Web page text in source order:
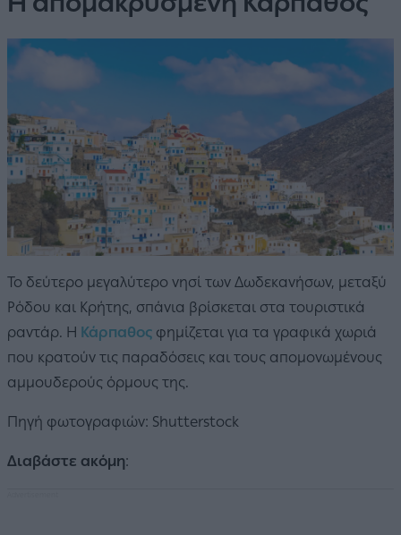
Το δεύτερο μεγαλύτερο νησί των Δωδεκανήσων, μεταξύ
Ρόδου και Κρήτης, σπάνια βρίσκεται στα τουριστικά
ραντάρ. Η Κάρπαθος φημίζεται για τα γραφικά χωριά
που κρατούν τις παραδόσεις και τους απομονωμένους
αμμουδερούς όρμους της.
Πηγή φωτογραφιών: Shutterstock
Διαβάστε ακόμη: